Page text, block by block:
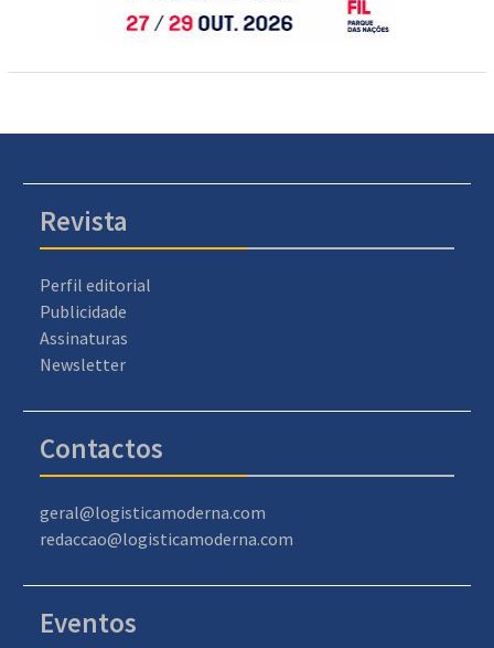
Revista
Perfil editorial
Publicidade
Assinaturas
Newsletter
Contactos
geral@logisticamoderna.com
redaccao@logisticamoderna.com
Eventos